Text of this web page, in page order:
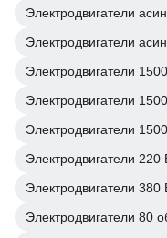
Электродвигатели
Электродвигатели
Электродвигатели
Электродвигатели
Электродвигатели
Электродвигатели
Электродвигатели
Электродвигатели 80